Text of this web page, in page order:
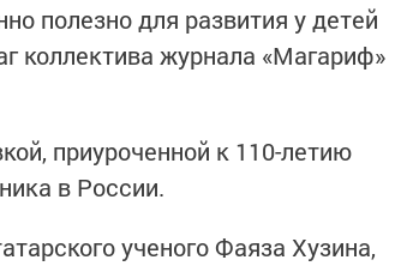
полезно для развития у детей
коллектива журнала «Магариф»
приуроченной к 110-летию
в России.
ученого Фаяза Хузина,